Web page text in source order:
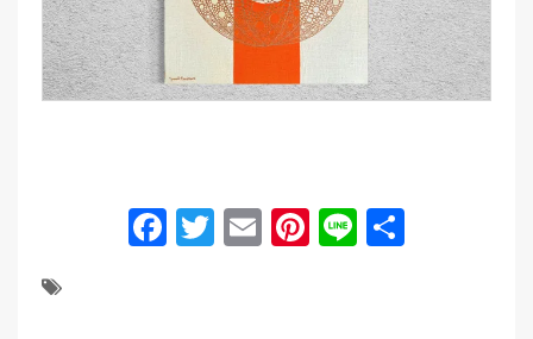
Facebook
Twitter
EmailPinterest
Line